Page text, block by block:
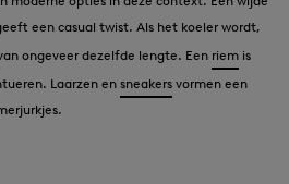
een casual twist. Als het koeler wordt,
ongeveer dezelfde lengte. Een riem is
Laarzen en sneakers vormen een